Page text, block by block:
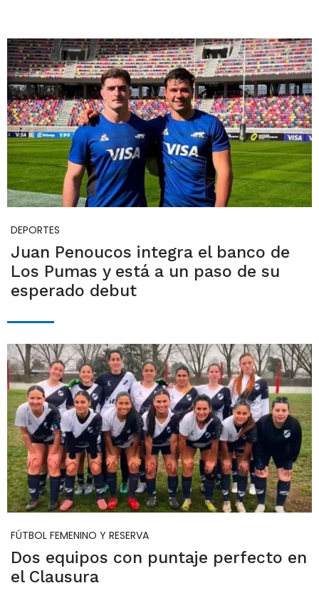
DEPORTES
Juan Penoucos integra el banco de
Los Pumas y está a un paso de su
esperado debut
FÚTBOL FEMENINO Y RESERVA
Dos equipos con puntaje perfecto en
el Clausura